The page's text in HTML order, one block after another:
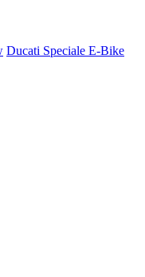
Ducati Speciale E-Bike